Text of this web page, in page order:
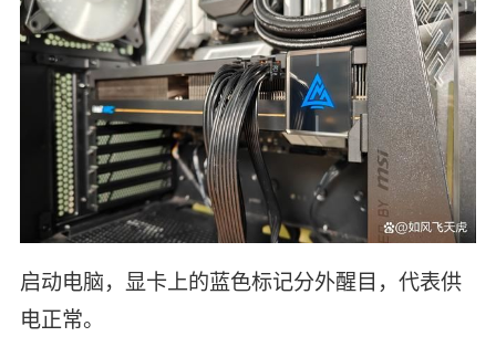
启动电脑，显卡上的蓝色标记分外醒目，代表供
电正常。